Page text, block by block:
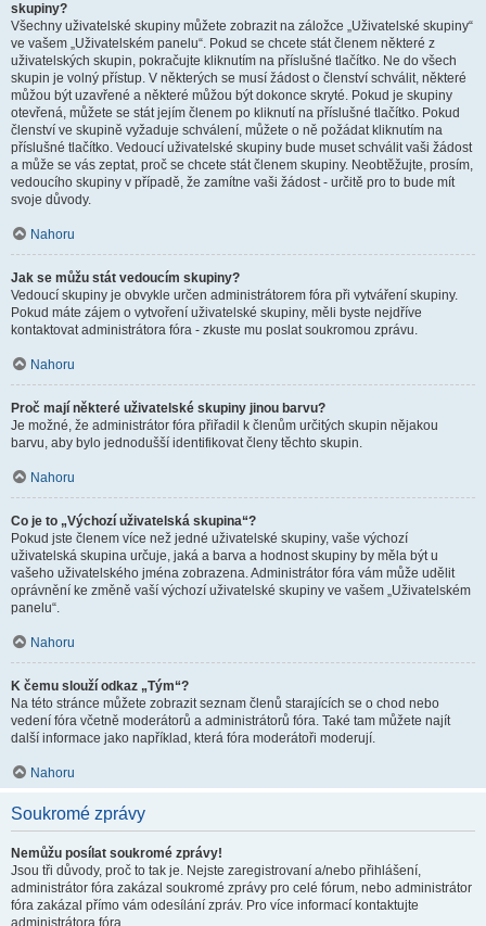
skupiny?
Všechny uživatelské skupiny můžete zobrazit na záložce „Uživatelské skupiny“
ve vašem „Uživatelském panelu“. Pokud se chcete stát členem některé z
uživatelských skupin, pokračujte kliknutím na příslušné tlačítko. Ne do všech
skupin je volný přístup. V některých se musí žádost o členství schválit, některé
můžou být uzavřené a některé můžou být dokonce skryté. Pokud je skupiny
otevřená, můžete se stát jejím členem po kliknutí na příslušné tlačítko. Pokud
členství ve skupině vyžaduje schválení, můžete o ně požádat kliknutím na
příslušné tlačítko. Vedoucí uživatelské skupiny bude muset schválit vaši žádost
a může se vás zeptat, proč se chcete stát členem skupiny. Neobtěžujte, prosím,
vedoucího skupiny v případě, že zamítne vaši žádost - určitě pro to bude mít
svoje důvody.
Nahoru
Jak se můžu stát vedoucím skupiny?
Vedoucí skupiny je obvykle určen administrátorem fóra při vytváření skupiny.
Pokud máte zájem o vytvoření uživatelské skupiny, měli byste nejdříve
kontaktovat administrátora fóra - zkuste mu poslat soukromou zprávu.
Nahoru
Proč mají některé uživatelské skupiny jinou barvu?
Je možné, že administrátor fóra přiřadil k členům určitých skupin nějakou
barvu, aby bylo jednodušší identifikovat členy těchto skupin.
Nahoru
Co je to „Výchozí uživatelská skupina“?
Pokud jste členem více než jedné uživatelské skupiny, vaše výchozí
uživatelská skupina určuje, jaká a barva a hodnost skupiny by měla být u
vašeho uživatelského jména zobrazena. Administrátor fóra vám může udělit
oprávnění ke změně vaší výchozí uživatelské skupiny ve vašem „Uživatelském
panelu“.
Nahoru
K čemu slouží odkaz „Tým“?
Na této stránce můžete zobrazit seznam členů starajících se o chod nebo
vedení fóra včetně moderátorů a administrátorů fóra. Také tam můžete najít
další informace jako například, která fóra moderátoři moderují.
Nahoru
Soukromé zprávy
Nemůžu posílat soukromé zprávy!
Jsou tři důvody, proč to tak je. Nejste zaregistrovaní a/nebo přihlášení,
administrátor fóra zakázal soukromé zprávy pro celé fórum, nebo administrátor
fóra zakázal přímo vám odesílání zpráv. Pro více informací kontaktujte
administrátora fóra.